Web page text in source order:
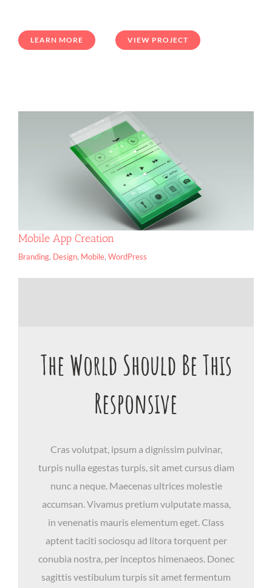
LEARN MORE VIEW PROJECT
Mobile App Creation
Branding, Design, Mobile, WordPress
The World Should Be This
Responsive
Cras volutpat, ipsum a dignissim pulvinar,
turpis nulla egestas turpis, sit amet cursus diam
nunc a neque. Maecenas ultrices molestie
accumsan. Vivamus pretium vulputate massa,
in venenatis mauris elementum eget. Class
aptent taciti sociosqu ad litora torquent per
conubia nostra, per inceptos himenaeos. Donec
sagittis vestibulum turpis sit amet fermentum